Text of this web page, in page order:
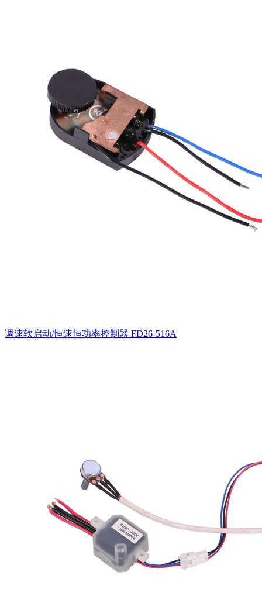
调速软启动/恒速恒功率控制器 FD26-516A